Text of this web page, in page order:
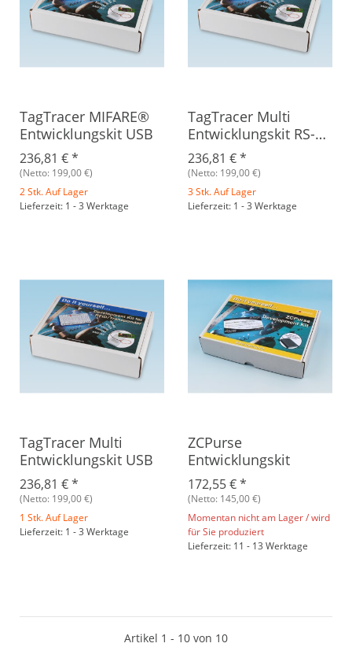
TagTracer MIFARE®
Entwicklungskit USB
236,81 €*
(Netto: 199,00 €)
2 Stk. Auf Lager
Lieferzeit: 1 - 3 Werktage
TagTracer Multi
Entwicklungskit RS-
232
236,81 €*
(Netto: 199,00 €)
3 Stk. Auf Lager
Lieferzeit: 1 - 3 Werktage
TagTracer Multi
Entwicklungskit USB
236,81 €*
(Netto: 199,00 €)
1 Stk. Auf Lager
Lieferzeit: 1 - 3 Werktage
ZCPurse
Entwicklungskit
172,55 €*
(Netto: 145,00 €)
Momentan nicht am Lager / wird
für Sie produziert
Lieferzeit: 11 - 13 Werktage
Artikel 1 - 10 von 10